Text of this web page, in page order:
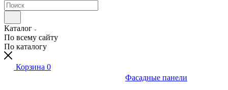
Каталог
По всему сайту
По каталогу
Корзина 0
Фасадные панели